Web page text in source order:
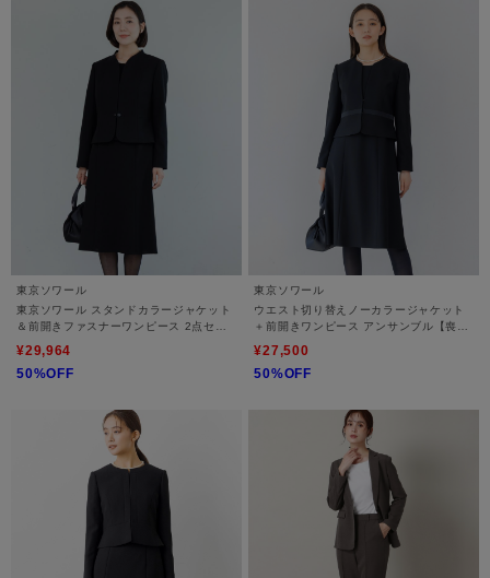
東京ソワール
東京ソワール スタンドカラージャケット
＆前開きファスナーワンピース 2点セッ
¥29,964
50%OFF
東京ソワール
ウエスト切り替えノーカラージャケット
＋前開きワンピース アンサンブル【喪
¥27,500
50%OFF